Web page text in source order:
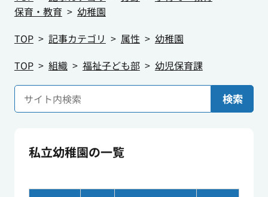
保育・教育
幼稚園
TOP
記事カテゴリ 属性
幼稚園
TOP
組織 福祉子ども部 幼児保育課
検索
私立幼稚園の一覧